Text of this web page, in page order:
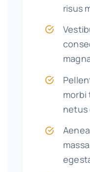
risus
netus